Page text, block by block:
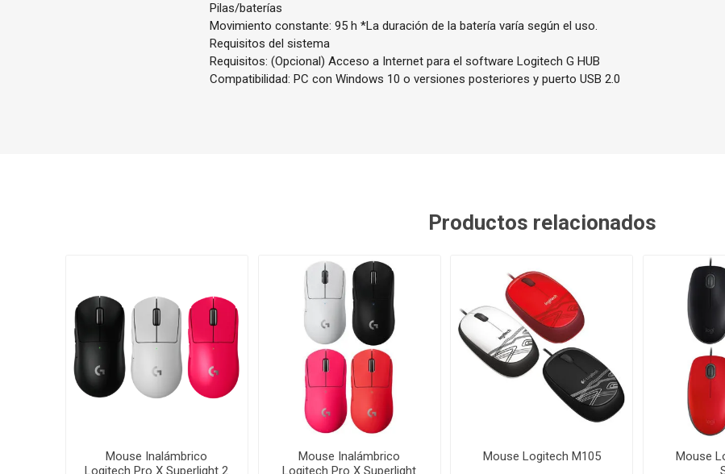
Pilas/baterías
Movimiento constante: 95 h *La duración de la batería varía según el uso.
Requisitos del sistema
Requisitos: (Opcional) Acceso a Internet para el software Logitech G HUB
Compatibilidad: PC con Windows 10 o versiones posteriores y puerto USB 2.0
Productos relacionados
Mouse Inalámbrico
Logitech Pro X Superlight 2
Mouse Inalámbrico
Logitech Pro X Superlight
Mouse Logitech M105
Mouse